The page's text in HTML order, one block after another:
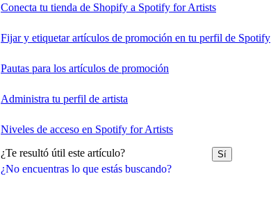
¿No encuentras lo que estás buscando?
Conecta tu tienda de Shopify a Spotify for Artists
Fijar y etiquetar artículos de promoción en tu perfil de Spotify
Pautas para los artículos de promoción
Administra tu perfil de artista
Niveles de acceso en Spotify for Artists
¿Te resultó útil este artículo? Sí